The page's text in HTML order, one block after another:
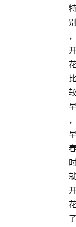
特
别
，
开
花
比
较
早
，
早
春
时
就
开
花
了